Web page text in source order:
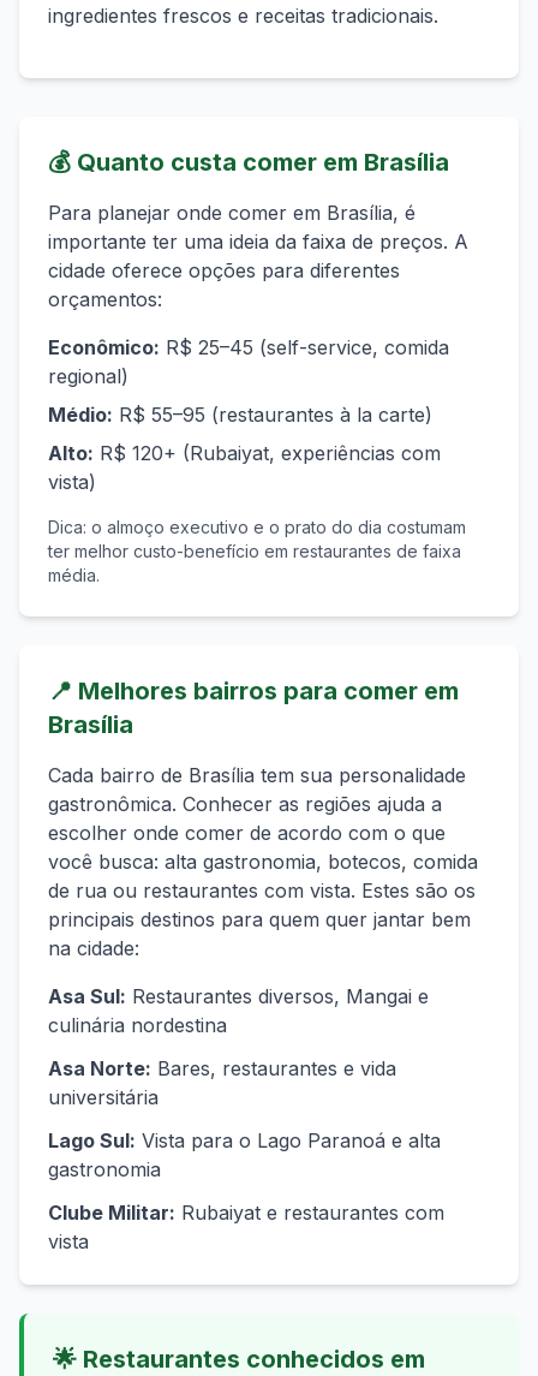
ingredientes frescos e receitas tradicionais.
💰 Quanto custa comer em Brasília
Para planejar onde comer em Brasília, é
importante ter uma ideia da faixa de preços. A
cidade oferece opções para diferentes
orçamentos:
Econômico: R$ 25–45 (self-service, comida
regional)
Médio: R$ 55–95 (restaurantes à la carte)
Alto: R$ 120+ (Rubaiyat, experiências com
vista)
Dica: o almoço executivo e o prato do dia costumam
ter melhor custo-benefício em restaurantes de faixa
média.
📍 Melhores bairros para comer em
Brasília
Cada bairro de Brasília tem sua personalidade
gastronômica. Conhecer as regiões ajuda a
escolher onde comer de acordo com o que
você busca: alta gastronomia, botecos, comida
de rua ou restaurantes com vista. Estes são os
principais destinos para quem quer jantar bem
na cidade:
Asa Sul: Restaurantes diversos, Mangai e
culinária nordestina
Asa Norte: Bares, restaurantes e vida
universitária
Lago Sul: Vista para o Lago Paranoá e alta
gastronomia
Clube Militar: Rubaiyat e restaurantes com
vista
🌟 Restaurantes conhecidos em